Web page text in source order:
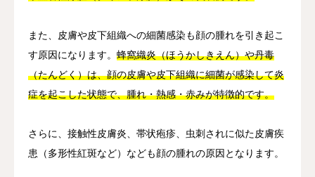
また、皮膚や皮下組織への細菌感染も顔の腫れを引き起こ
す原因になります。 蜂窩織炎（ほうかしきえん）や丹毒
（たんどく）は、顔の皮膚や皮下組織に細菌が感染して炎
症を起こした状態で、腫れ・熱感・赤みが特徴的です。
さらに、接触性皮膚炎、帯状疱疹、虫刺されに似た皮膚疾
患（多形性紅斑など）なども顔の腫れの原因となります。